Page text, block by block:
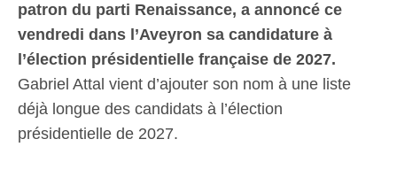
patron du parti Renaissance, a annoncé ce
vendredi dans l’Aveyron sa candidature à
l’élection présidentielle française de 2027.
Gabriel Attal vient d’ajouter son nom à une liste
déjà longue des candidats à l’élection
présidentielle de 2027.